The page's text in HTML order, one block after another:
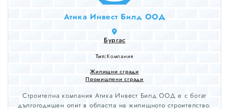
Атика Инвест Билд ООД
Бургас
Тип:Компания
Жилищни сгради
Промишлени сгради
Строителна компания Атика Инвест Билд ООД е с богат
дългогодишен опит в областта на жилищното строителство.